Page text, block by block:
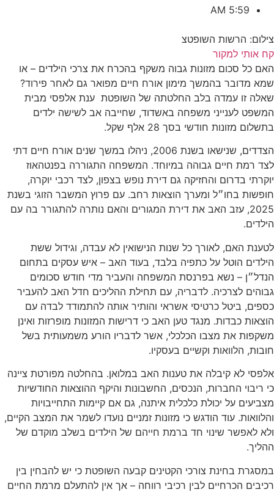
5:59 AM
צילום: הרשות השופטצ
קח אותי למקור
האם כל סכום מזונות גבוה משקף בהכרח את צרכי הילדים – או
שמא מדובר בהמשך מימון אורח חיים מפואר גם לאחר פירוד?
שאלה זו עמדה בלב החלטתה של השופטת ענת אלפסי מבית
המשפט לענייני משפחה באשדוד, שחייבה אב לשישה ילדים
בתשלום מזונות חודשי בסך 28 אלף שקל.
הצדדים, שנישאו בשנת 2006, ניהלו במשך שנים אורח חיים דתי
לצד רמת חיים גבוהה במיוחד. המשפחה התגוררה בפנטהאוז
יוקרתי בדרום והחזיקה גם דירת נופש בצפון, לצד רכבי יוקרה,
חופשות בחו״ל ומערך הוצאות רחב. עם פרוץ המשבר הזוגי בשנת
2025, עזב האב את דירת המגורים והאם נותרה להתגורר בה עם
הילדים.
לטענת האם, לאורך כל שנות הנישואין לא עבדה, וגידול ששת
הילדים הוטל על כתפיה בלבד, בעוד האב – איש עסקים בתחום
הנדל״ן – נשא בפרנסת המשפחה והעביר מדי חודש סכומים
גבוהים לצרכיה. לדבריה, עם תחילת ההליכים חדל האב להעביר
כספים, ביטל כרטיסי אשראי והותיר אותה להתמודד לבדה עם
הוצאות כבדות. מנגד טען האב כי דרישות המזונות מופרזות ואינן
משקפות את מצבו הכלכלי, אשר לדבריו הורע משמעותית בשל
חובות, הלוואות וקשיים בעסקיו.
אלפסי לא קיבלה את טענות האב במלואן. בהחלטה מפורטת ציינה
כי ריבוי החברות, הנכסים, החשבונות והיקף ההוצאות החודשיות
מצביעים על יכולת כלכלית איתנה, גם אם קיימות התחייבויות
והלוואות. עוד הודגש כי מזונות זמניים נועדו לשמר את המצב הקיים,
ולא לאפשר שינוי חד ברמת חייהם של הילדים בשלב מוקדם של
ההליך.
במסגרת בחינת צורכי הקטינים קבעה השופטת כי יש להבחין בין
רכיבים הכרחיים לבין רכיבי רווחה – אך אין להתעלם מרמת החיים